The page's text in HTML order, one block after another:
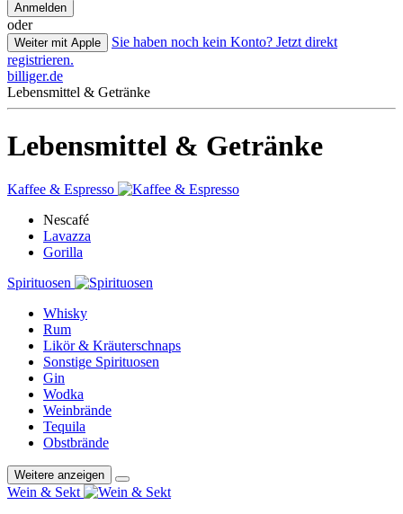
Anmelden
oder
Weiter mit Apple
Sie haben noch kein Konto? Jetzt direkt
registrieren.
billiger.de
Lebensmittel & Getränke
Lebensmittel & Getränke
Kaffee & Espresso
Nescafé
Lavazza
Gorilla
Spirituosen
Whisky
Rum
Likör & Kräuterschnaps
Sonstige Spirituosen
Gin
Wodka
Weinbrände
Tequila
Obstbrände
Weitere anzeigen
Wein & Sekt